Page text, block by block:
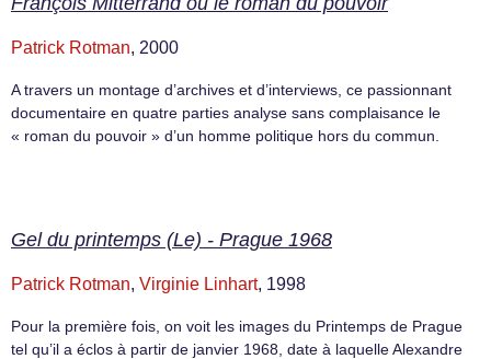
Patrick Rotman, 2000
A travers un montage d’archives et d’interviews, ce passionnant
documentaire en quatre parties analyse sans complaisance le
« roman du pouvoir » d’un homme politique hors du commun.
Gel du printemps (Le) - Prague 1968
Patrick Rotman, Virginie Linhart, 1998
Pour la première fois, on voit les images du Printemps de Prague
tel qu’il a éclos à partir de janvier 1968, date à laquelle Alexandre